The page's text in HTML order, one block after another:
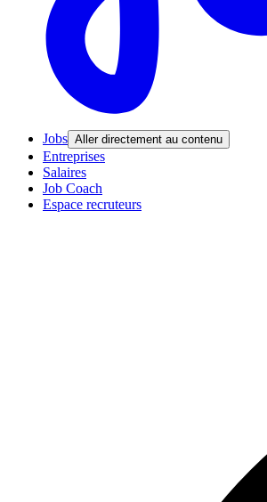
Jobs Aller directement au contenu
Entreprises
Salaires
Job Coach
Espace recruteurs